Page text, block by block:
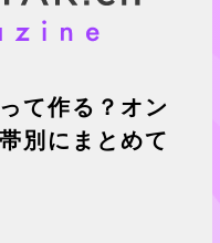
て作る？オン
別にまとめて